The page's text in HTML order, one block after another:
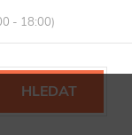
HLEDAT